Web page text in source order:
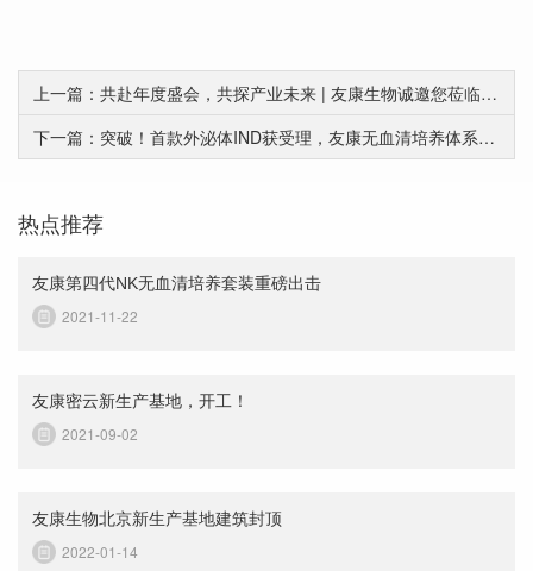
上一篇：共赴年度盛会，共探产业未来 | 友康生物诚邀您莅临IGC 2026展会D22展位
下一篇：突破！首款外泌体IND获受理，友康无血清培养体系筑牢外泌体药物合规基石
热点推荐
友康第四代NK无血清培养套装重磅出击
2021-11-22
友康密云新生产基地，开工！
2021-09-02
友康生物北京新生产基地建筑封顶
2022-01-14